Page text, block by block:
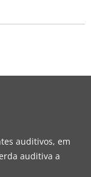
auditivos, em
auditiva a